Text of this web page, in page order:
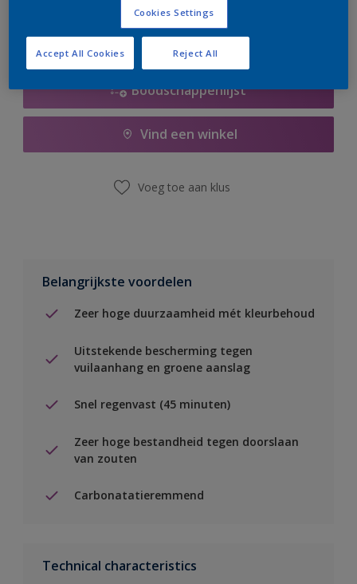
Boodschappenlijst
Vind een winkel
Voeg toe aan klus
Belangrijkste voordelen
Zeer hoge duurzaamheid mét kleurbehoud
Uitstekende bescherming tegen
vuilaanhang en groene aanslag
Snel regenvast (45 minuten)
Zeer hoge bestandheid tegen doorslaan
van zouten
Carbonatatieremmend
Technical characteristics
Cookies Settings
Reject All
Accept All Cookies